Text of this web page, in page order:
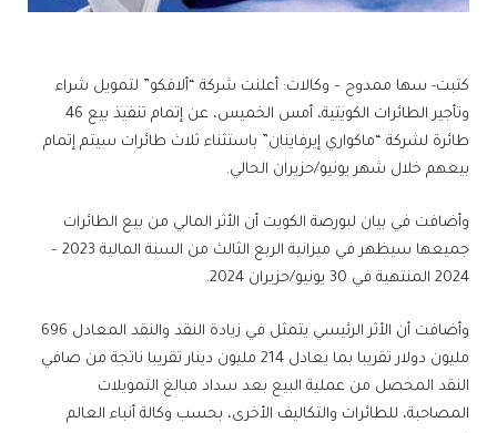
كتبت- سها ممدوح – وكالات: أعلنت شركة “ألافكو” لتمويل شراء
وتأجير الطائرات الكويتية، أمس الخميس، عن إتمام تنفيذ بيع 46
طائرة لشركة “ماكواري إيرفاينان” باستثناء ثلاث طائرات سيتم إتمام
بيعهم خلال شهر يونيو/حزيران الحالي.
وأضافت في بيان لبورصة الكويت أن الأثر المالي من بيع الطائرات
جميعها سيظهر في ميزانية الربع الثالث من السنة المالية 2023 –
2024 المنتهية في 30 يونيو/حزيران 2024.
وأضافت أن الأثر الرئيسي يتمثل في زيادة النقد والنقد المعادل 696
مليون دولار تقريبا بما يعادل 214 مليون دينار تقريبا ناتجة من صافي
النقد المحصل من عملية البيع بعد سداد مبالغ التمويلات
المصاحبة، للطائرات والتكاليف الأخرى، بحسب وكالة أنباء العالم